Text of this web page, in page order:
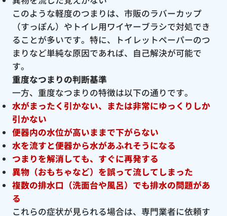
このような軽度のつまりは、市販のラバーカップ
（すっぽん）やトイレ用ワイヤーブラシで対処でき
ることが多いです。特に、トイレットペーパーのつ
まりなど単純な原因であれば、自己解決が可能で
す。
重度なつまりの判断基準
一方、重度なつまりの特徴は以下の通りです。
水がまったく引かない、または非常にゆっくりしか
引かない
便器内の水位が高いままで下がらない
水を流すと便器から水があふれそうになる
つまりを解消しても、すぐに再発する
異物（おもちゃなど）を誤って流してしまった
複数の排水口（洗面台や風呂）でも排水の問題があ
る
これらの症状が見られる場合は、専門業者に依頼す